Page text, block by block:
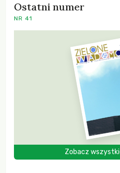
Ostatni numer
NR 41
Zobacz